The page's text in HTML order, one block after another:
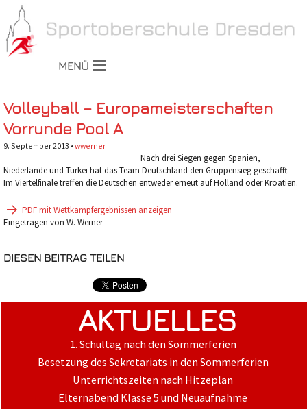
MENÜ
Volleyball – Europameisterschaften
Vorrunde Pool A
9. September 2013 •wwerner
Nach drei Siegen gegen Spanien,
Niederlande und Türkei hat das Team Deutschland den Gruppensieg geschafft.
Im Viertelfinale treffen die Deutschen entweder erneut auf Holland oder Kroatien.
PDF mit Wettkampfergebnissen anzeigen
Eingetragen von W. Werner
DIESEN BEITRAG TEILEN
AKTUELLES
1. Schultag nach den Sommerferien
Besetzung des Sekretariats in den Sommerferien
Unterrichtszeiten nach Hitzeplan
Elternabend Klasse 5 und Neuaufnahme